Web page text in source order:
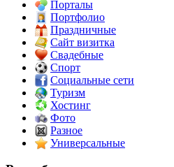
Порталы
Портфолио
Праздничные
Сайт визитка
Свадебные
Спорт
Социальные сети
Туризм
Хостинг
Фото
Разное
Универсальные